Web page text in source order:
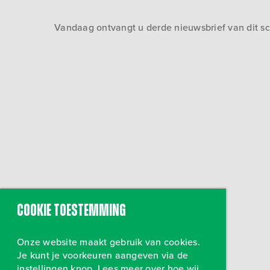
Vandaag ontvangt u derde nieuwsbrief van dit
Cookie toestemming
Onze website maakt gebruik van cookies.
Je kunt je voorkeuren aangeven via de